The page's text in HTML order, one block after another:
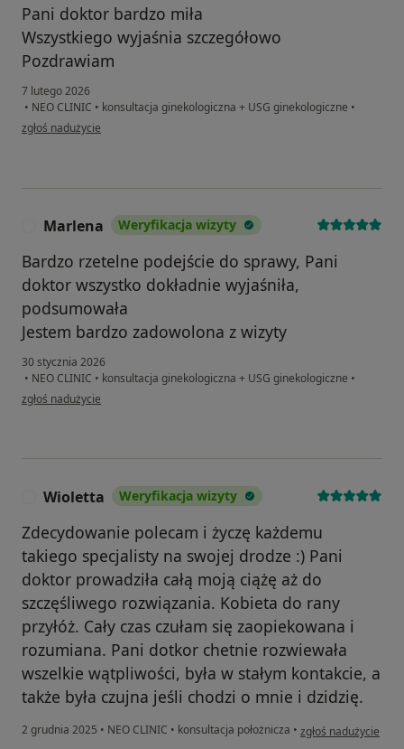
Pani doktor bardzo miła
Wszystkiego wyjaśnia szczegółowo
Pozdrawiam
7 lutego 2026
• NEO CLINIC • konsultacja ginekologiczna + USG ginekologiczne •
w opinii użytkownika Katarzyna Szkudlarek
zgłoś nadużycie
Marlena Weryfikacja wizyty
Bardzo rzetelne podejście do sprawy, Pani
doktor wszystko dokładnie wyjaśniła,
podsumowała
Jestem bardzo zadowolona z wizyty
30 stycznia 2026
• NEO CLINIC • konsultacja ginekologiczna + USG ginekologiczne •
w opinii użytkownika Marlena
zgłoś nadużycie
Wioletta Weryfikacja wizyty
Zdecydowanie polecam i życzę każdemu
takiego specjalisty na swojej drodze :) Pani
doktor prowadziła całą moją ciążę aż do
szczęśliwego rozwiązania. Kobieta do rany
przyłóż. Cały czas czułam się zaopiekowana i
rozumiana. Pani dotkor chetnie rozwiewała
wszelkie wątpliwości, była w stałym kontakcie, a
także była czujna jeśli chodzi o mnie i dzidzię.
2 grudnia 2025 • NEO CLINIC • konsultacja położnicza • w opinii
zgłoś nadużycie